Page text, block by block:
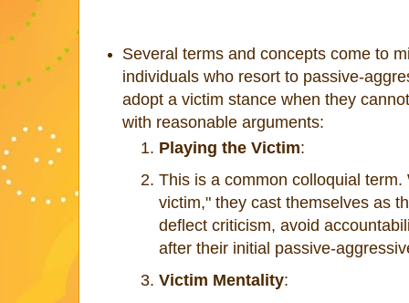
Several terms and concepts come to
individuals who resort to passive-
adopt a victim stance when they
with reasonable arguments:
Playing the Victim:
This is a common colloquial
victim," they cast themselves as
deflect criticism, avoid
after their initial passive-
Victim Mentality: